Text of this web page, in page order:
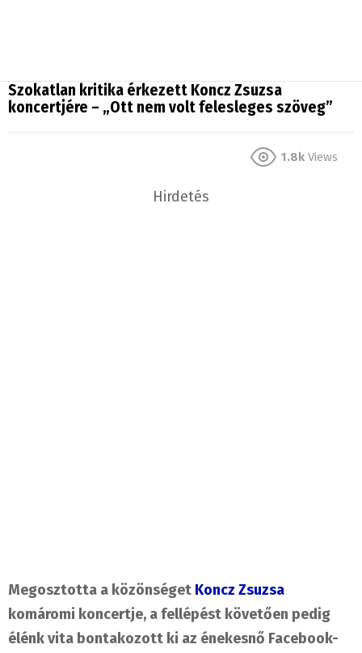
Szokatlan kritika érkezett Koncz Zsuzsa
koncertjére – „Ott nem volt felesleges szöveg”
1.8k Views
Hirdetés
Megosztotta a közönséget Koncz Zsuzsa
komáromi koncertje, a fellépést követően pedig
élénk vita bontakozott ki az énekesnő Facebook-